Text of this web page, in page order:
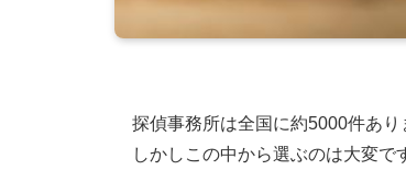
探偵事務所は全国に約5000件あり
しかしこの中から選ぶのは大変